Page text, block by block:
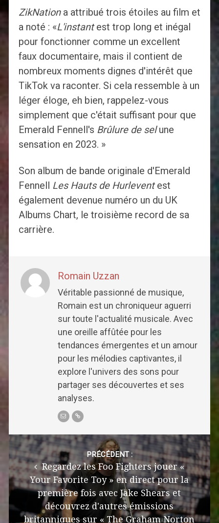
ZikNation a attribué trois étoiles au film et
a noté : «L'instantest trop long et inégal
pour fonctionner comme un excellent
faux documentaire, mais il contient de
nombreux moments dignes d'intérêt que
TikTok va raconter. Si cela ressemble à un
léger éloge, eh bien, rappelez-vous
simplement que c'était suffisant pour que
Emerald Fennell's Brûlure de selune
sensation en 2023. »
Son album de bande originale d'Emerald
Fennell Les Hauts de Hurleventest
également devenue numéro un du UK
Albums Chart, le troisième record de sa
carrière.
Romain Uzzan
Véritable passionné de musique,
Romain est un chroniqueur aguerri
sur toute l'actualité musicale. Avec
une oreille affûtée pour les
tendances émergentes et un amour
pour les mélodies captivantes, il
explore l'univers des sons pour
partager ses découvertes et ses
analyses.
Post
navigation
PRÉCÉDENT :
Regardez les Foo Fighters jouer «
Your Favorite Toy » en direct pour la
première fois avec Jake Shears et
découvrez d'autres émissions
britanniques sur « The Graham Norton